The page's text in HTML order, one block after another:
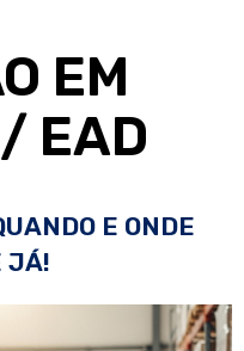
EM
/ EAD
E ONDE
JÁ!